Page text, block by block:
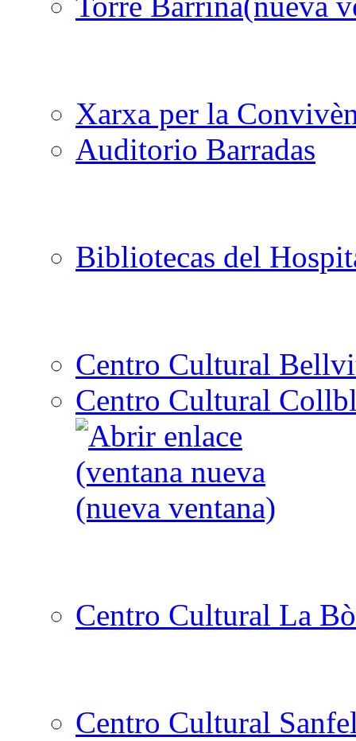
Xarxa per la
Auditorio Barradas
Bibliotecas del
Centro Cultural
Centro Cultural
Centro Cultural La
Centro Cultural